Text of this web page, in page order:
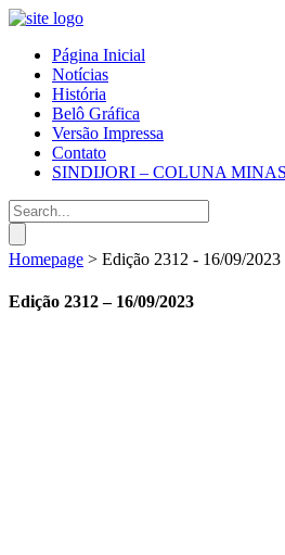
Página Inicial
Notícias
História
Belô Gráfica
Versão Impressa
Contato
SINDIJORI – COLUNA
Homepage > Edição 2312 - 16/09/2023
Edição 2312 – 16/09/2023